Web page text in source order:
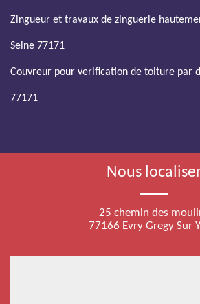
Zingueur et travaux de zinguerie
Seine 77171
Couvreur pour verification de toiture par
77171
Nous
25 chemin des
77166 Evry Gregy Sur